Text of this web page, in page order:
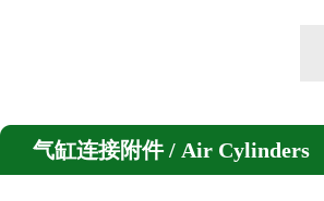
气缸连接附件 / Air Cylinders